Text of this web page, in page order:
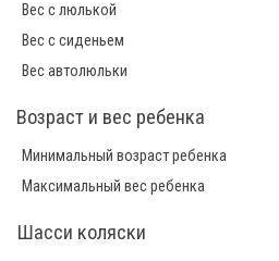
Вес с люлькой
Вес с сиденьем
Вес автолюльки
Возраст и вес ребенка
Минимальный возраст ребенка
Максимальный вес ребенка
Шасси коляски